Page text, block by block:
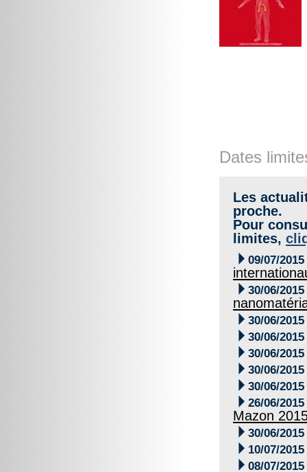
Dates
Les
proche.
Pour
limites,
 09/07/2015
 30/06/2015
 30/06/2015
 30/06/2015
 30/06/2015
 30/06/2015
 30/06/2015
 26/06/2015
Mazon
 30/06/2015
 10/07/2015
 08/07/2015